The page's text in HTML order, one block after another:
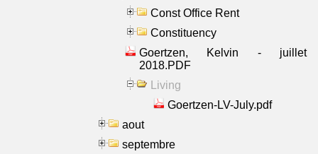
Const Office Rent
Constituency
Goertzen, Kelvin - juillet
2018.PDF
Living
Goertzen-LV-July.pdf
aout
septembre